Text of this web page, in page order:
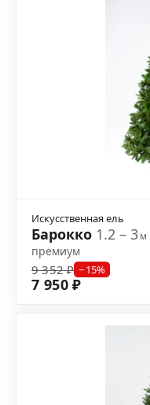
Искусственная ель
Барокко 1.2 – 3м
премиум
9 352 ₽ −15%
7 950 ₽